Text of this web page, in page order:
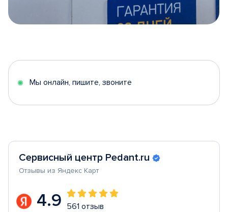
5
Мы онлайн, пишите, звоните
Сервисный центр Pedant.ru
Отзывы из Яндекс Карт
4.9 561 отзыв